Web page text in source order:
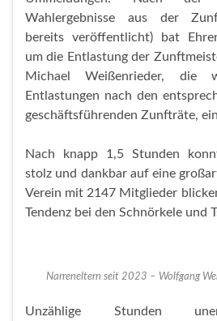
Wahlergebnisse aus der
bereits veröffentlicht) bat
um die Entlastung der
Michael Weißenrieder, die
Entlastungen nach den
geschäftsführenden Zunfträte,
Nach knapp 1,5 Stunden
stolz und dankbar auf eine
Verein mit 2147 Mitglieder
Tendenz bei den Schnörkele und
Narreneltern seit 2023 – Wolfgang
Unzählige Stunden